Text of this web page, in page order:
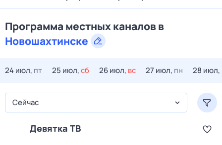
Программа местных каналов в
Новошахтинске
24 июл, пт 25 июл,сб 26 июл, вс 27 июл, пн 28 июл,
Сейчас
Девятка ТВ